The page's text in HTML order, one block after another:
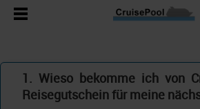
1. Wieso bekomme ich von
Reisegutschein für meine